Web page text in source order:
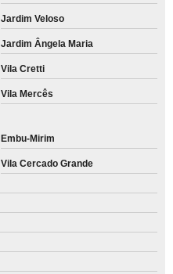
Jardim Veloso
Jardim Ângela Maria
Vila Cretti
Vila Mercês
Embu-Mirim
Vila Cercado Grande